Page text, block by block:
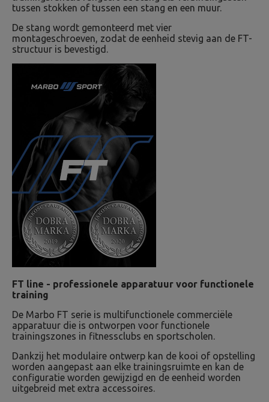
tussen stokken of tussen een stang en een muur.
De stang wordt gemonteerd met vier
montageschroeven, zodat de eenheid stevig aan de FT-
structuur is bevestigd.
FT line - professionele apparatuur voor functionele
training
De Marbo FT serie is multifunctionele commerciële
apparatuur die is ontworpen voor functionele
trainingszones in fitnessclubs en sportscholen.
Dankzij het modulaire ontwerp kan de kooi of opstelling
worden aangepast aan elke trainingsruimte en kan de
configuratie worden gewijzigd en de eenheid worden
uitgebreid met extra accessoires.